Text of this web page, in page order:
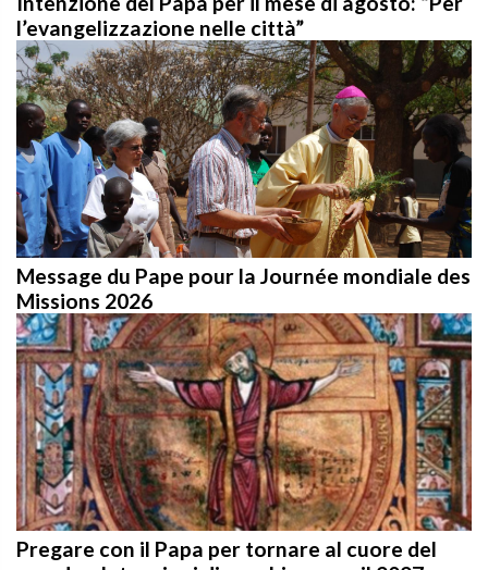
l’evangelizzazione nelle città”
Message du Pape pour la Journée mondiale des
Missions 2026
Pregare con il Papa per tornare al cuore del
mondo - Intenzioni di preghiera per il 2027